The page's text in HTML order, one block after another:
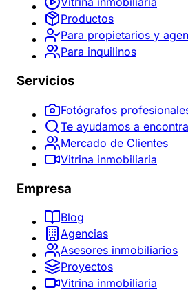
Productos
Para propietarios y
Para inquilinos
Servicios
Fotógrafos
Te ayudamos a
Mercado de Clientes
Vitrina inmobiliaria
Empresa
Blog
Agencias
Asesores inmobiliarios
Proyectos
Vitrina inmobiliaria